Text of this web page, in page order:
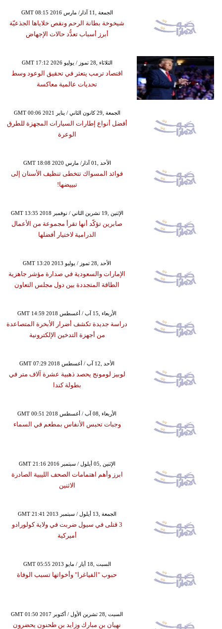
GMT 08:15 2016 الجمعة ,11 آذار/ مارس
شيخوخة بطانة الرحم ونقص خلاياها الجذعيّة
أبرز أسباب تعدُّد حالات الإجهاض
GMT 17:12 2026 الثلاثاء ,28 تموز / يوليو
اقتصاد ترمب يتعثر في تحقيق الوعود وسط
تحديات عالمية معاكسة
GMT 00:06 2021 الجمعة ,29 كانون الثاني / يناير
أفضل أنواع إطارات السيارات المجهزة للطرق
الوعرة
GMT 18:08 2020 الأحد ,01 آذار/ مارس
فوائد المسواك تتخطى تنظيف الأسنان إلى
تبييضها!
GMT 13:35 2018 الإثنين ,19 تشرين الثاني / نوفمبر
صابرين تؤكّد أنها تقرأ مجموعة من الأعمال
الدرامية لاختيار أفضلها
GMT 13:20 2013 الأحد ,28 تموز / يوليو
الإمارات والسعودية في صدارة مؤشر جاهزية
الطاقة المتجددة بين دول مجلس التعاون
GMT 14:59 2018 الأربعاء ,15 آب / أغسطس
دراسة جديدة تكشف أضرار الأبخرة المتصاعدة
من أجهزة التدخين الإلكترونية
GMT 07:29 2018 الأحد ,12 آب / أغسطس
لوبيز لومونج يحصد ذهبية عشرة آلاف متر في
بطولة كندا
GMT 00:51 2018 الأربعاء ,08 آب / أغسطس
وجبات تحبس الأنفاس بمطعم في السماء
GMT 21:16 2016 الإثنين ,05 أيلول / سبتمبر
ابرز وأهم اهتمامات الصحف الليبية الصادرة
الاثنين
GMT 21:41 2013 الجمعة ,13 أيلول / سبتمبر
3 قتلى في سيول ضربت في ولاية كولورادو
أميركية
GMT 05:55 2013 السبت ,18 أيار / مايو
حبوب "الفياغرا" وأخواتها تسبب الوفاة
GMT 01:50 2017 السبت ,28 تشرين الأول / أكتوبر
نهيان بن مبارك وزايد بن طحنون يحضرون